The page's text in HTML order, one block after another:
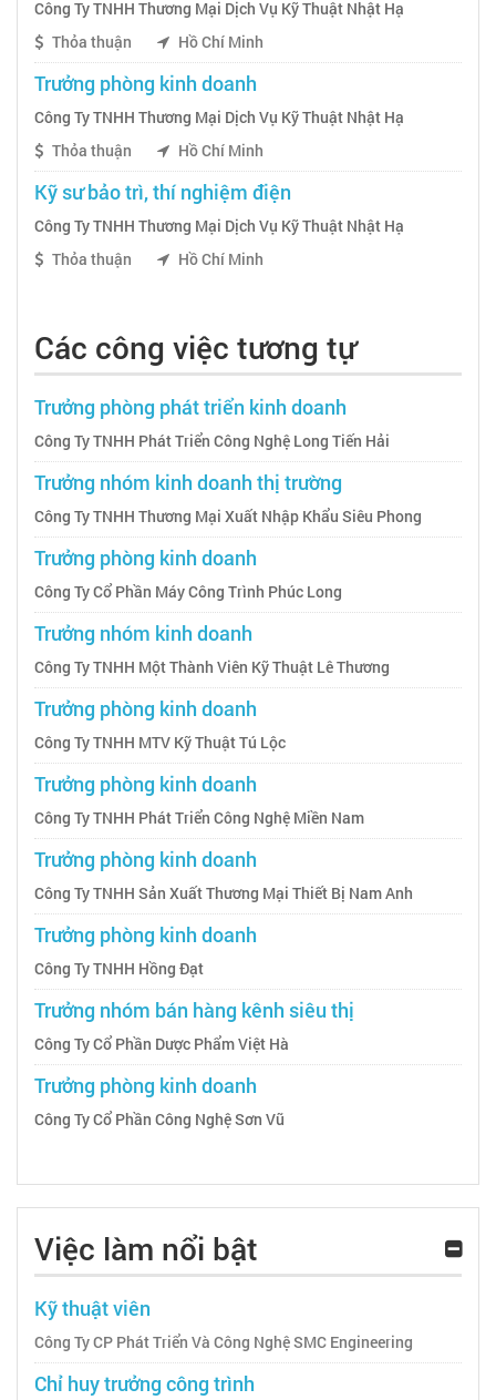
Công Ty TNHH Thương Mại Dịch Vụ Kỹ Thuật Nhật Hạ
Thỏa thuận
Hồ Chí Minh
Trưởng phòng kinh doanh
Công Ty TNHH Thương Mại Dịch Vụ Kỹ Thuật Nhật Hạ
Thỏa thuận
Hồ Chí Minh
Kỹ sư bảo trì, thí nghiệm điện
Công Ty TNHH Thương Mại Dịch Vụ Kỹ Thuật Nhật Hạ
Thỏa thuận
Hồ Chí Minh
Các công việc tương tự
Trưởng phòng phát triển kinh doanh
Công Ty TNHH Phát Triển Công Nghệ Long Tiến Hải
Trưởng nhóm kinh doanh thị trường
Công Ty TNHH Thương Mại Xuất Nhập Khẩu Siêu Phong
Trưởng phòng kinh doanh
Công Ty Cổ Phần Máy Công Trình Phúc Long
Trưởng nhóm kinh doanh
Công Ty TNHH Một Thành Viên Kỹ Thuật Lê Thương
Trưởng phòng kinh doanh
Công Ty TNHH MTV Kỹ Thuật Tú Lộc
Trưởng phòng kinh doanh
Công Ty TNHH Phát Triển Công Nghệ Miền Nam
Trưởng phòng kinh doanh
Công Ty TNHH Sản Xuất Thương Mại Thiết Bị Nam Anh
Trưởng phòng kinh doanh
Công Ty TNHH Hồng Đạt
Trưởng nhóm bán hàng kênh siêu thị
Công Ty Cổ Phần Dược Phẩm Việt Hà
Trưởng phòng kinh doanh
Công Ty Cổ Phần Công Nghệ Sơn Vũ
Việc làm nổi bật
Kỹ thuật viên
Công Ty CP Phát Triển Và Công Nghệ SMC Engineering
Chỉ huy trưởng công trình